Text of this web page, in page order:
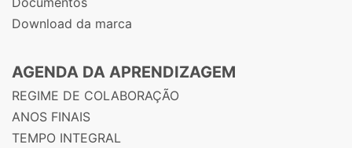
Download da marca
AGENDA DA APRENDIZAGEM
REGIME DE COLABORAÇÃO
ANOS FINAIS
TEMPO INTEGRAL